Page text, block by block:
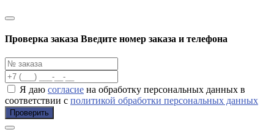
Проверка заказа Введите номер заказа и телефона
Я даю согласие на обработку персональных данных в
соответствии с политикой обработки персональных данных
Проверить